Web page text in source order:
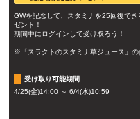
GWを記念して、スタミナを25回復でき
ゼント！
期間中にログインして受け取ろう！
※「スラクトのスタミナ草ジュース」の
受け取り可能期間
4/25(金)14:00 ～ 6/4(水)10:59